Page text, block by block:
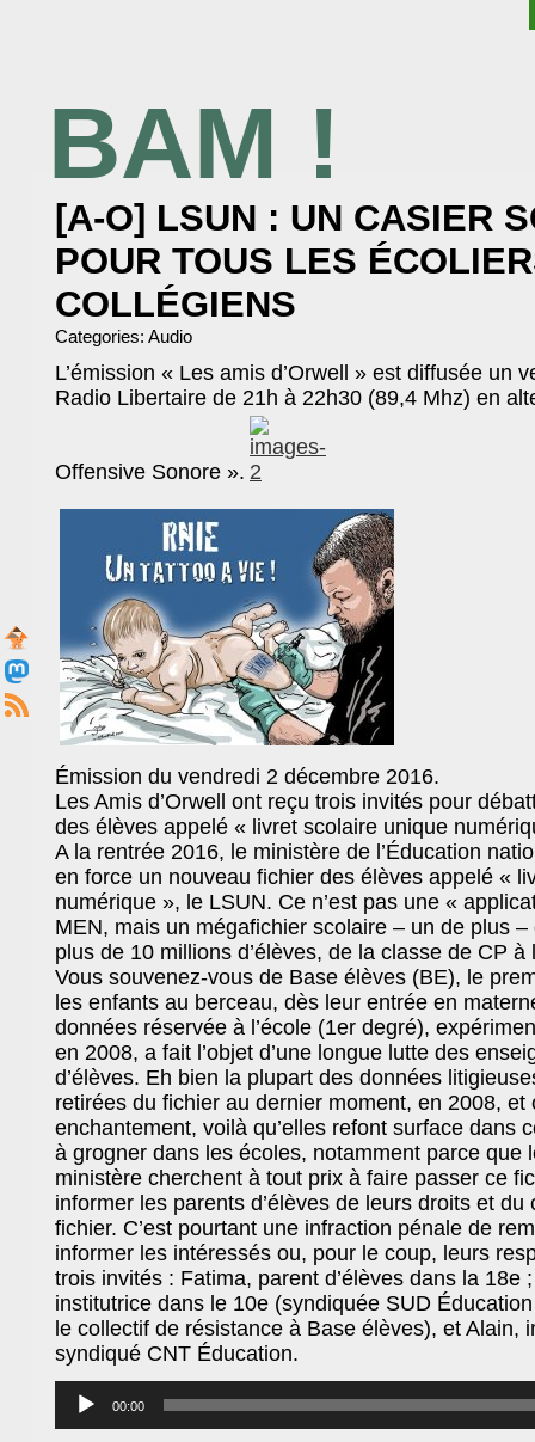
BAM !
[A-O] LSUN : UN CASIER
POUR TOUS LES
COLLÉGIENS
Categories: Audio
L’émission « Les amis d’Orwell » est diffusée un
Radio Libertaire de 21h à 22h30 (89,4 Mhz) en
Offensive Sonore ».
Émission du vendredi 2 décembre 2016.
Les Amis d’Orwell ont reçu trois invités pour
des élèves appelé « livret scolaire unique
A la rentrée 2016, le ministère de l’Éducation
en force un nouveau fichier des élèves appelé «
numérique », le LSUN. Ce n’est pas une «
MEN, mais un mégafichier scolaire – un de plus
plus de 10 millions d’élèves, de la classe de CP
Vous souvenez-vous de Base élèves (BE), le
les enfants au berceau, dès leur entrée en
données réservée à l’école (1er degré),
en 2008, a fait l’objet d’une longue lutte des
d’élèves. Eh bien la plupart des données
retirées du fichier au dernier moment, en 2008, et
enchantement, voilà qu’elles refont surface dans
à grogner dans les écoles, notamment parce que
ministère cherchent à tout prix à faire passer ce
informer les parents d’élèves de leurs droits et
fichier. C’est pourtant une infraction pénale de
informer les intéressés ou, pour le coup, leurs
trois invités : Fatima, parent d’élèves dans la 18e
institutrice dans le 10e (syndiquée SUD
le collectif de résistance à Base élèves), et Alain,
syndiqué CNT Éducation.
audio
00:00